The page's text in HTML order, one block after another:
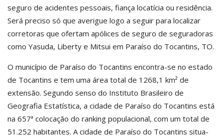
seguro de acidentes pessoais, fiança locatícia ou residência.
Será preciso só que averigue logo a seguir para localizar
corretoras que ofertam apólices de seguro de seguradoras
como Yasuda, Liberty e Mitsui em Paraíso do Tocantins, TO.
O município de Paraíso do Tocantins encontra-se no estado
de Tocantins e tem uma área total de 1268,1 km² de
extensão. Segundo senso do Instituto Brasileiro de
Geografia Estatística, a cidade de Paraíso do Tocantins está
na 657ª colocação do ranking populacional, com um total de
51.252 habitantes. A cidade de Paraíso do Tocantins situa-